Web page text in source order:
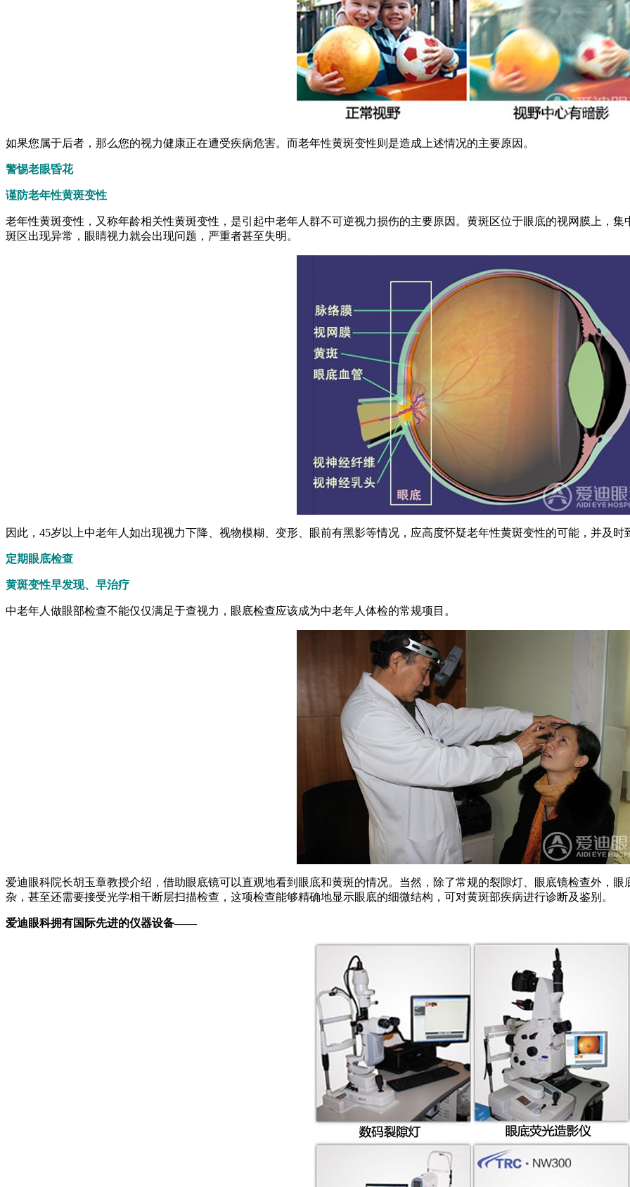
如果您属于后者，那么您的视力健康正在遭受疾病危害。而老年性黄斑变性则是造成上述情况的主要原因。
警惕老眼昏花
谨防老年性黄斑变性
老年性黄斑变性，又称年龄相关性黄斑变性，是引起中老年人群不可逆视力损伤的主要原因。黄斑区位于眼底的视网膜上，
斑区出现异常，眼睛视力就会出现问题，严重者甚至失明。
因此，45岁以上中老年人如出现视力下降、视物模糊、变形、眼前有黑影等情况，应高度怀疑老年性黄斑变性的可能，并及时
定期眼底检查
黄斑变性早发现、早治疗
中老年人做眼部检查不能仅仅满足于查视力，眼底检查应该成为中老年人体检的常规项目。
爱迪眼科院长胡玉章教授介绍，借助眼底镜可以直观地看到眼底和黄斑的情况。当然，除了常规的裂隙灯、眼底镜检查外，
杂，甚至还需要接受光学相干断层扫描检查，这项检查能够精确地显示眼底的细微结构，可对黄斑部疾病进行诊断及鉴别。
爱迪眼科拥有国际先进的仪器设备——